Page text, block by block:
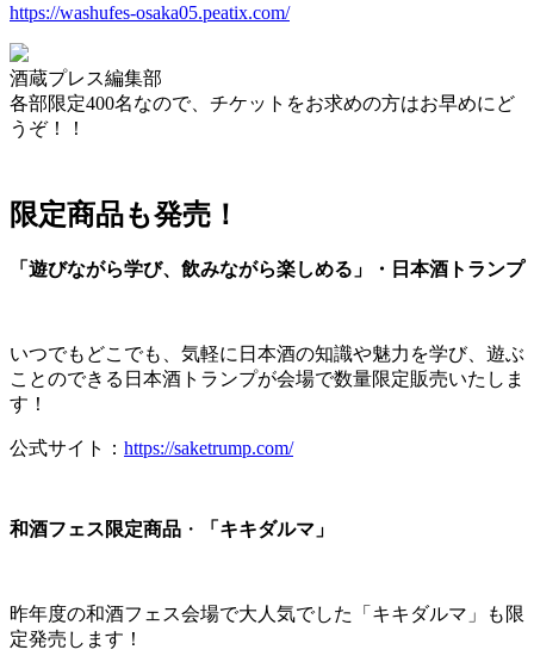
https://washufes-osaka05.peatix.com/
酒蔵プレス編集部
各部限定400名なので、チケットをお求めの方はお早めにど
うぞ！！
限定商品も発売！
「遊びながら学び、飲みながら楽しめる」・日本酒トランプ
いつでもどこでも、気軽に日本酒の知識や魅力を学び、遊ぶ
ことのできる日本酒トランプが会場で数量限定販売いたしま
す！
公式サイト： https://saketrump.com/
和酒フェス限定商品 ・ 「キキダルマ」
昨年度の和酒フェス会場で大人気でした「キキダルマ」も限
定発売します！